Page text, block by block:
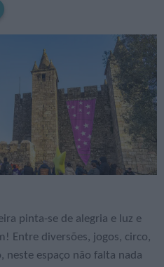
pinta-se de alegria e luz e
Entre diversões, jogos, circo,
neste espaço não falta nada